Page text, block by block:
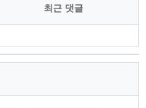
최근 댓글